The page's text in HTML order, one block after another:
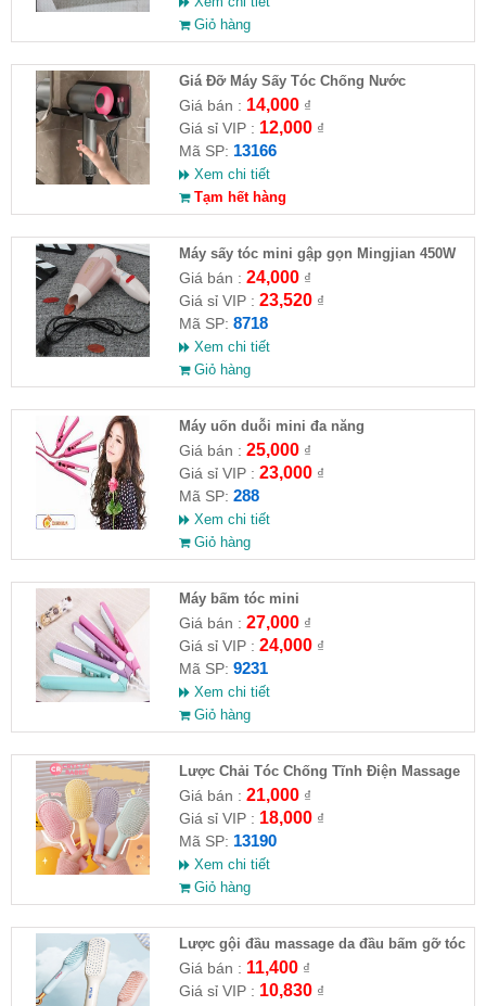
Giỏ hàng
Giá Đỡ Máy Sấy Tóc Chống Nước
Giá bán : 14,000₫
Giá sỉ VIP : 12,000₫
Mã SP: 13166
Xem chi tiết
Tạm hết hàng
Máy sấy tóc mini gập gọn Mingjian 450W
Giá bán : 24,000₫
Giá sỉ VIP : 23,520₫
Mã SP: 8718
Xem chi tiết
Giỏ hàng
Máy uốn duỗi mini đa năng
Giá bán : 25,000₫
Giá sỉ VIP : 23,000₫
Mã SP: 288
Xem chi tiết
Giỏ hàng
Máy bấm tóc mini
Giá bán : 27,000₫
Giá sỉ VIP : 24,000₫
Mã SP: 9231
Xem chi tiết
Giỏ hàng
Lược Chải Tóc Chống Tĩnh Điện Massage
Da Đầu Đủ Màu
Giá bán : 21,000₫
Giá sỉ VIP : 18,000₫
Mã SP: 13190
Xem chi tiết
Giỏ hàng
Lược gội đầu massage da đầu bấm gỡ tóc
Giá bán : 11,400₫
Giá sỉ VIP : 10,830₫